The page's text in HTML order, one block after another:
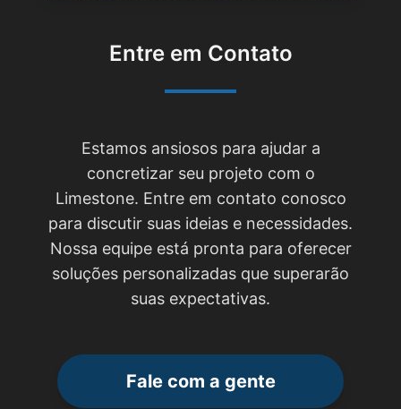
Entre em Contato
Estamos ansiosos para ajudar a
concretizar seu projeto com o
Limestone. Entre em contato conosco
para discutir suas ideias e necessidades.
Nossa equipe está pronta para oferecer
soluções personalizadas que superarão
suas expectativas.
Fale com a gente